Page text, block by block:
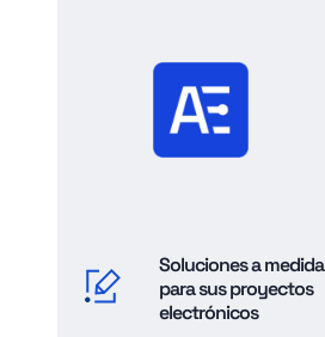
Soluciones a medida
para sus proyectos
electrónicos